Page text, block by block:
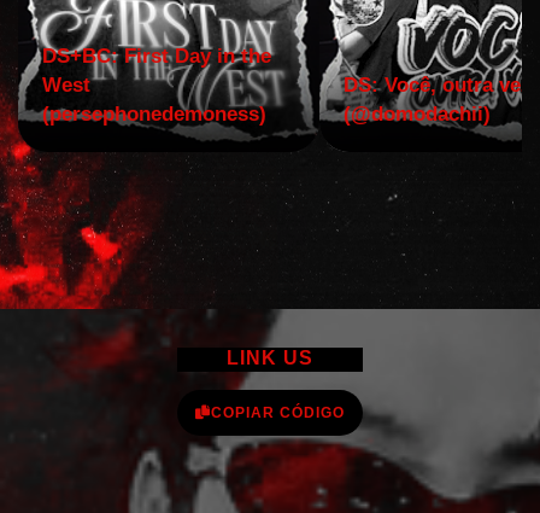
DS+BC: First Day in the
West
(persephonedemoness)
DS: Você, outra vez!
(@domodachii)
LINK US
COPIAR CÓDIGO